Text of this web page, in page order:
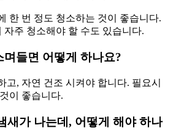
한 번 정도 청소하는 것이 좋습니다.
자주 청소해야 할 수도 있습니다.
들면 어떻게 하나요?
고, 자연 건조 시켜야 합니다. 필요시
이 좋습니다.
새가 나는데, 어떻게 해야 하나